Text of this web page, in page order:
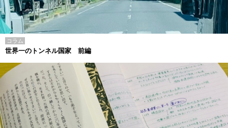
コラム
世界一のトンネル国家 前編